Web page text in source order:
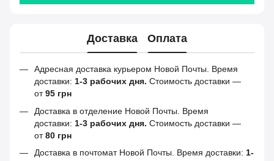
Доставка Оплата
Адресная доставка курьером Новой Почты. Время
доставки: 1-3 рабочих дня. Стоимость доставки —
от95 грн
Доставка в отделение Новой Почты. Время
доставки: 1-3 рабочих дня. Стоимость доставки —
от80 грн
Доставка в почтомат Новой Почты. Время доставки: 1-